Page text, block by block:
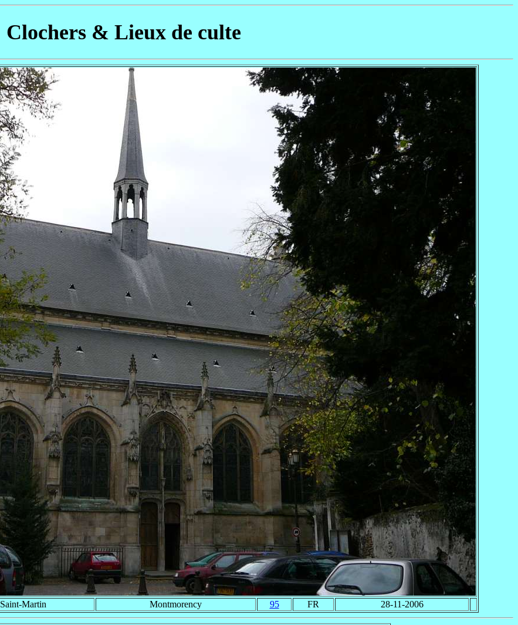
Clochers & Lieux de culte
Saint-Martin Montmorency 95 FR 28-11-2006